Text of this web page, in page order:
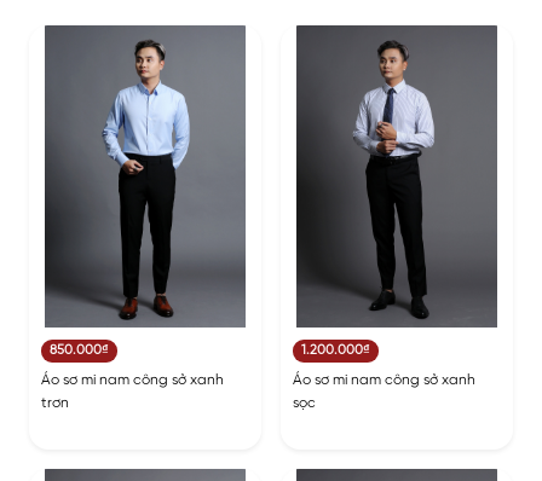
850.000₫
Áo sơ mi nam công sở xanh
trơn
1.200.000₫
Áo sơ mi nam công sở xanh
sọc